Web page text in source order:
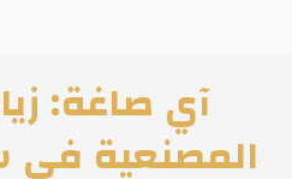
آي صاغة:
المصنعية